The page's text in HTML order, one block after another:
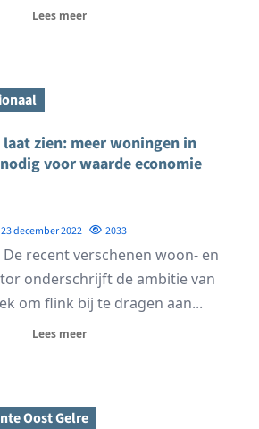
Lees meer
zien: meer woningen in
voor waarde economie
23 december 2022 2033
De recent verschenen woon- en
onderschrijft de ambitie van
om flink bij te dragen aan...
Lees meer
Oost Gelre